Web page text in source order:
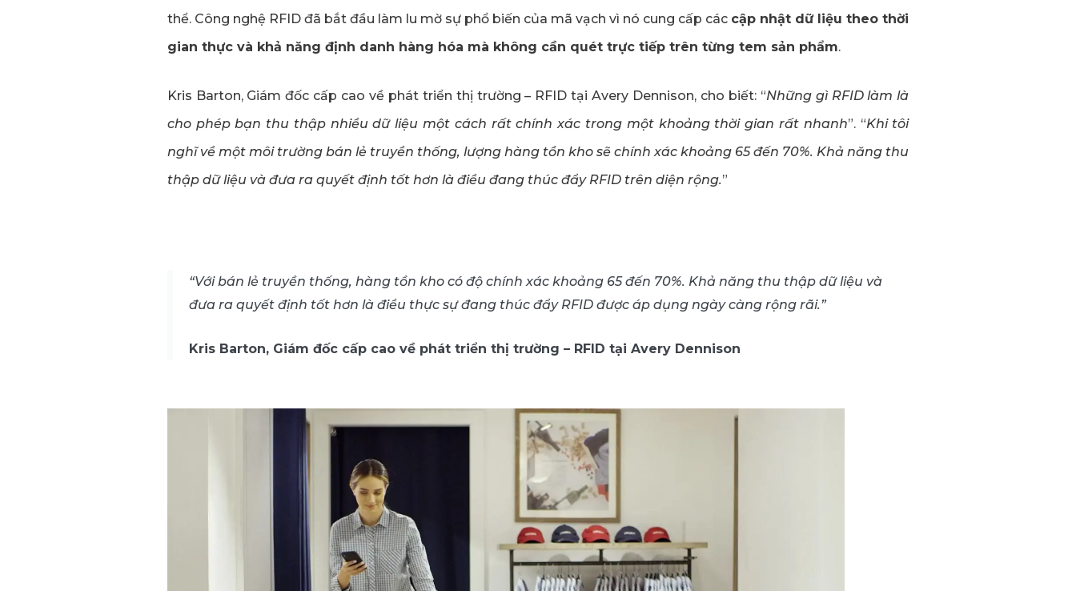
thể. Công nghệ RFID đã bắt đầu làm lu mờ sự phổ biến của mã vạch vì nó cung cấp các cập nhật dữ liệu theo thời
gian thực và khả năng định danh hàng hóa mà không cần quét trực tiếp trên từng tem sản phẩm.
Kris Barton, Giám đốc cấp cao về phát triển thị trường – RFID tại Avery Dennison, cho biết: “Những gì RFID làm là
cho phép bạn thu thập nhiều dữ liệu một cách rất chính xác trong một khoảng thời gian rất nhanh”. “Khi tôi
nghĩ về một môi trường bán lẻ truyền thống, lượng hàng tồn kho sẽ chính xác khoảng 65 đến 70%. Khả năng thu
thập dữ liệu và đưa ra quyết định tốt hơn là điều đang thúc đẩy RFID trên diện rộng.”
“Với bán lẻ truyền thống, hàng tồn kho có độ chính xác khoảng 65 đến 70%. Khả năng thu thập dữ liệu và
đưa ra quyết định tốt hơn là điều thực sự đang thúc đẩy RFID được áp dụng ngày càng rộng rãi.”
Kris Barton, Giám đốc cấp cao về phát triển thị trường – RFID tại Avery Dennison